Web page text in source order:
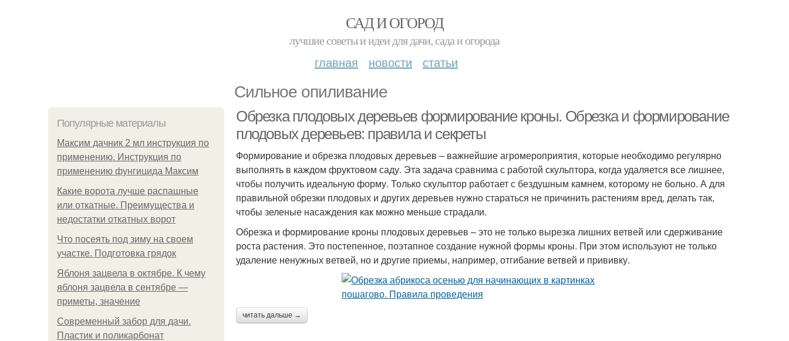
САД И ОГОРОД
лучшие советы и идеи для дачи, сада и огорода
главная новости статьи
Сильное опиливание
Популярные материалы
Максим дачник 2 мл инструкция по
применению. Инструкция по
применению фунгицида Максим
Какие ворота лучше распашные
или откатные. Преимущества и
недостатки откатных ворот
Что посеять под зиму на своем
участке. Подготовка грядок
Яблоня зацвела в октябре. К чему
яблоня зацвела в сентябре —
приметы, значение
Современный забор для дачи.
Пластик и поликарбонат
Обрезка плодовых деревьев формирование кроны. Обрезка и формирование
плодовых деревьев: правила и секреты
Формирование и обрезка плодовых деревьев – важнейшие агромероприятия, которые необходимо регулярно
выполнять в каждом фруктовом саду. Эта задача сравнима с работой скульптора, когда удаляется все лишнее,
чтобы получить идеальную форму. Только скульптор работает с бездушным камнем, которому не больно. А для
правильной обрезки плодовых и других деревьев нужно стараться не причинить растениям вред, делать так,
чтобы зеленые насаждения как можно меньше страдали.
Обрезка и формирование кроны плодовых деревьев – это не только вырезка лишних ветвей или сдерживание
роста растения. Это постепенное, поэтапное создание нужной формы кроны. При этом используют не только
удаление ненужных ветвей, но и другие приемы, например, отгибание ветвей и прививку.
читать дальше →